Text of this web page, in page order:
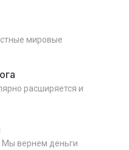
мировые
расширяется и
Мы вернем деньги